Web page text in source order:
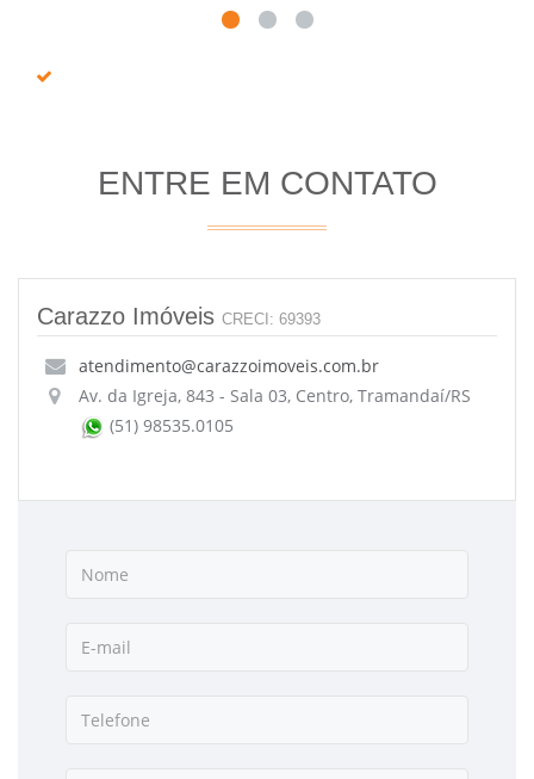
ENTRE EM CONTATO
Carazzo Imóveis CRECI: 69393
atendimento@carazzoimoveis.com.br
Av. da Igreja, 843 - Sala 03, Centro, Tramandaí/RS
(51) 98535.0105